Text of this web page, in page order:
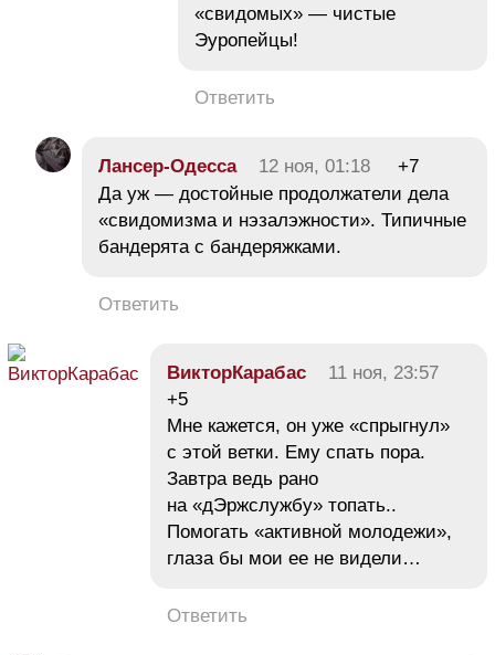
«свидомых» — чистые
Эуропейцы!
Ответить
Лансер-Одесса 12 ноя, 01:18
+7
Да уж — достойные продолжатели дела
«свидомизма и нэзалэжности». Типичные
бандерята с бандеряжками.
Ответить
ВикторКарабас
11 ноя, 23:57
+5
Мне кажется, он уже «спрыгнул»
с этой ветки. Ему спать пора.
Завтра ведь рано
на «дЭржслужбу» топать..
Помогать «активной молодежи»,
глаза бы мои ее не видели…
Ответить